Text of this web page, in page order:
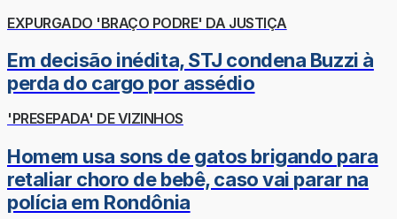
EXPURGADO 'BRAÇO PODRE' DA JUSTIÇA
Em decisão inédita, STJ condena Buzzi à
perda do cargo por assédio
'PRESEPADA' DE VIZINHOS
Homem usa sons de gatos brigando para
retaliar choro de bebê, caso vai parar na
polícia em Rondônia